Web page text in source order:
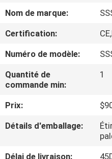
VIDÉOS
À
PROPOS
DE
VISITE
Nom de marque:
Certification:
Numéro de modèle:
Quantité de
commande min:
1
Prix:
Détails d'emballage:
Délai de livraison: